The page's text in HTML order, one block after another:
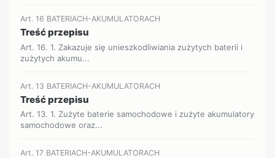
Art. 16 BATERIACH-AKUMULATORACH
Treść przepisu
Art. 16. 1. Zakazuje się unieszkodliwiania zużytych baterii i
zużytych akumu...
Art. 13 BATERIACH-AKUMULATORACH
Treść przepisu
Art. 13. 1. Zużyte baterie samochodowe i zużyte akumulatory
samochodowe oraz...
Art. 17 BATERIACH-AKUMULATORACH